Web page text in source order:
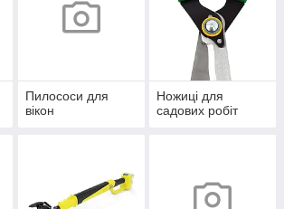
Пилососи для
вікон
Ножиці для
садових робіт